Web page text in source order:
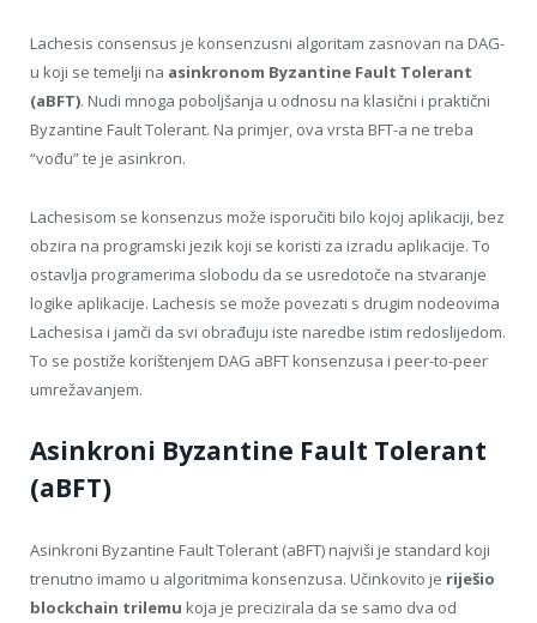
Lachesis consensus je konsenzusni algoritam zasnovan na DAG-
u koji se temelji na asinkronom Byzantine Fault Tolerant
(aBFT). Nudi mnoga poboljšanja u odnosu na klasični i praktični
Byzantine Fault Tolerant. Na primjer, ova vrsta BFT-a ne treba
“vođu” te je asinkron.
Lachesisom se konsenzus može isporučiti bilo kojoj aplikaciji, bez
obzira na programski jezik koji se koristi za izradu aplikacije. To
ostavlja programerima slobodu da se usredotoče na stvaranje
logike aplikacije. Lachesis se može povezati s drugim nodeovima
Lachesisa i jamči da svi obrađuju iste naredbe istim redoslijedom.
To se postiže korištenjem DAG aBFT konsenzusa i peer-to-peer
umrežavanjem.
Asinkroni Byzantine Fault Tolerant
(aBFT)
Asinkroni Byzantine Fault Tolerant (aBFT) najviši je standard koji
trenutno imamo u algoritmima konsenzusa. Učinkovito je riješio
blockchain trilemu koja je precizirala da se samo dva od